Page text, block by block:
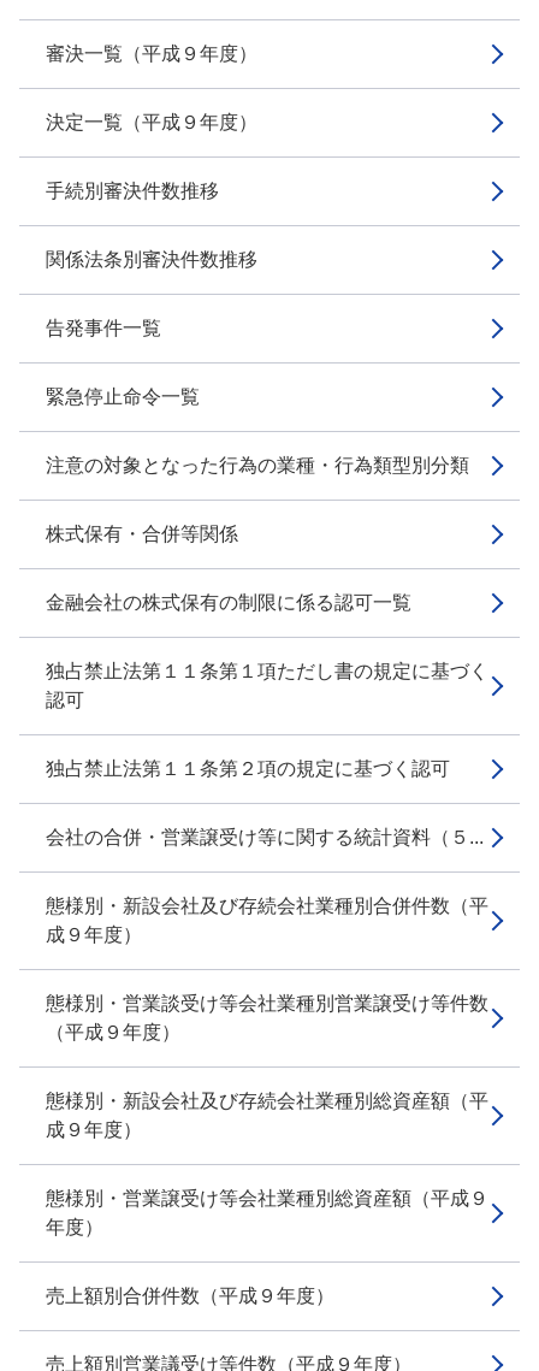
審決一覧（平成９年度）
決定一覧（平成９年度）
手続別審決件数推移
関係法条別審決件数推移
告発事件一覧
緊急停止命令一覧
注意の対象となった行為の業種・行為類型別分類
株式保有・合併等関係
金融会社の株式保有の制限に係る認可一覧
独占禁止法第１１条第１項ただし書の規定に基づく
認可
独占禁止法第１１条第２項の規定に基づく認可
会社の合併・営業譲受け等に関する統計資料（５...
態様別・新設会社及び存続会社業種別合併件数（平
成９年度）
態様別・営業談受け等会社業種別営業譲受け等件数
（平成９年度）
態様別・新設会社及び存続会社業種別総資産額（平
成９年度）
態様別・営業譲受け等会社業種別総資産額（平成９
年度）
売上額別合併件数（平成９年度）
売上額別営業議受け等件数（平成９年度）